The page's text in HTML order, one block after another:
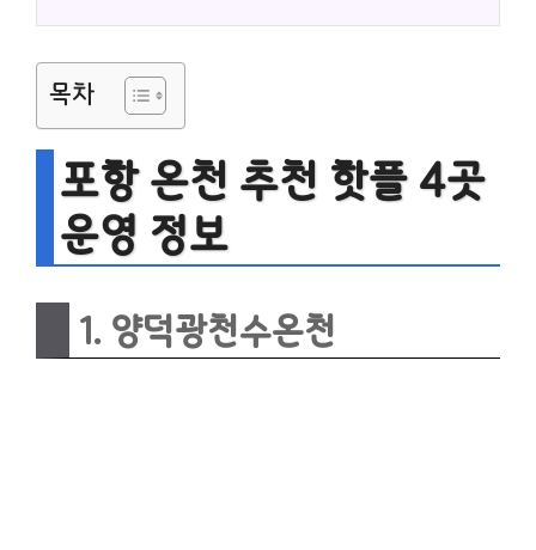
목차
포항 온천 추천 핫플 4곳
운영 정보
1. 양덕광천수온천